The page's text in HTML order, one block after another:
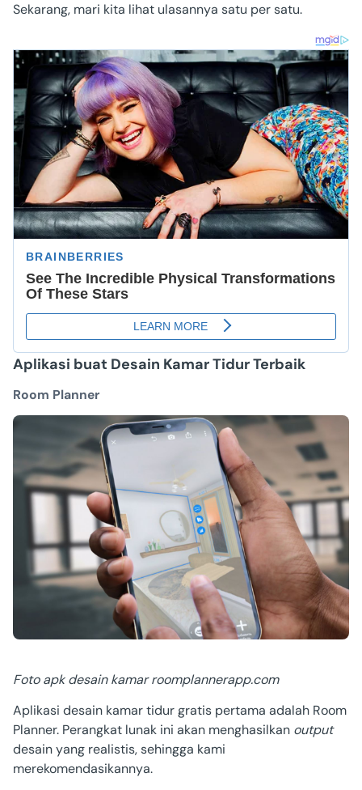
Sekarang, mari kita lihat ulasannya satu per satu.
Aplikasi buat Desain KamarTidur Terbaik
Room Planner
Fotoapk desain kamarroomplannerapp.com
Aplikasi desain kamar tidur gratis pertama adalah Room
Planner. Perangkat lunak ini akan menghasilkan output
desain yang realistis, sehingga kami
merekomendasikannya.